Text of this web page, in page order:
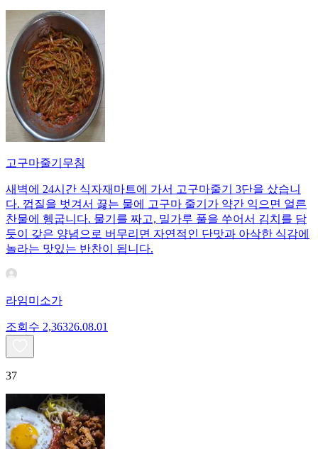
고구마줄기무침
새벽에 24시간 식자재마트에 가서 고구마줄기 3단을 샀습니
다. 껍질을 벗겨서 끓는 물에 고구마 줄기가 약간 익으면 얼른
찬물에 헹굽니다. 물기를 짜고, 밀가루 풀을 쑤어서 김치를 담
듯이 갖은 양념으로 버무리면 자연적인 단맛과 아삭한 식감에
놀라는 맛있는 반찬이 됩니다.
라임미소가
조회수 2,36326.08.01
37